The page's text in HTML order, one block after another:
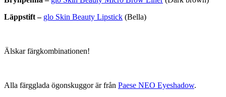
Läppstift – glo Skin Beauty Lipstick (Bella)
Älskar färgkombinationen!
Alla färgglada ögonskuggor är från Paese NEO Eyeshadow.